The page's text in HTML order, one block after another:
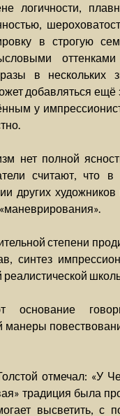
логичности,
в строгую
в нескольких
добавляться ещё
у
нет полной
считают, что
других
степени
синтез
реалистической
основание
манеры
отмечал: «У
традиция была
высветить, с